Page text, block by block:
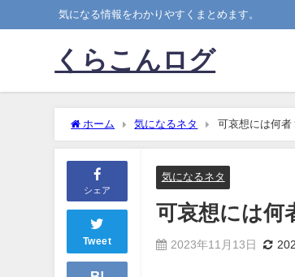
気になる情報をわかりやすくまとめます。
くらこんログ
ホーム 気になるネタ 可哀想には何者
シェア
Tweet
気になるネタ
可哀想には何
2023年11月13日